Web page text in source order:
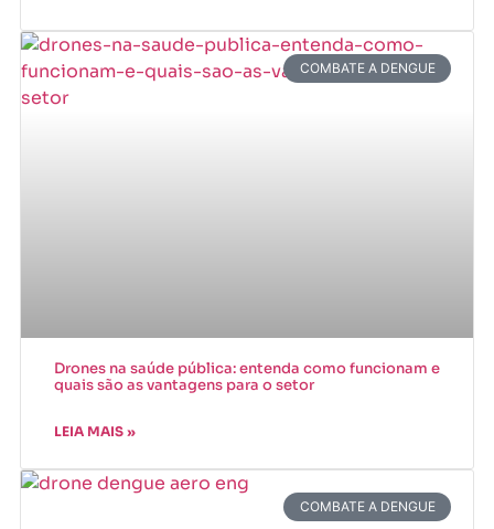
COMBATE A DENGUE
Drones na saúde pública: entenda como funcionam e
quais são as vantagens para o setor
LEIA MAIS »
COMBATE A DENGUE